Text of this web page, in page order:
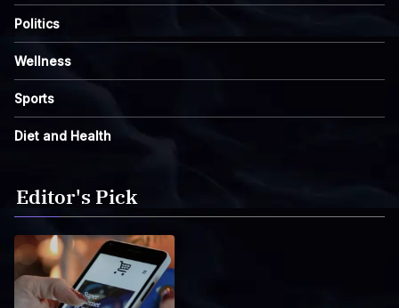
Politics
Wellness
Sports
Diet and Health
Editor's Pick